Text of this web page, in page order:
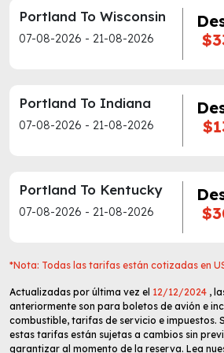
Portland To Wisconsin
07-08-2026 - 21-08-2026
Portland To Indiana
07-08-2026 - 21-08-2026
Portland To Kentucky
07-08-2026 - 21-08-2026
*Nota: Todas las tarifas están cotizadas en
Actualizadas por última vez el 12/12/2024 ,
anteriormente son para boletos de avión e
combustible, tarifas de servicio e impuestos.
estas tarifas están sujetas a cambios sin
garantizar al momento de la reserva. Lea